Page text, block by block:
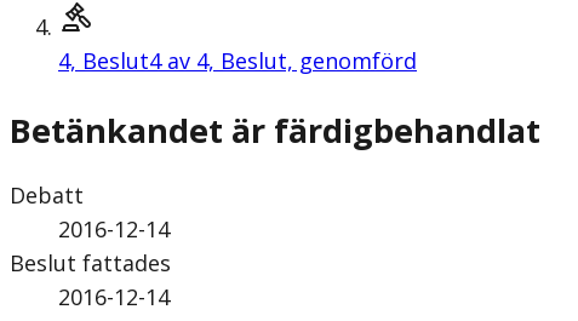
4, Beslut4 av 4, Beslut, genomförd
Betänkandet är färdigbehandlat
Debatt
2016-12-14
Beslut fattades
2016-12-14